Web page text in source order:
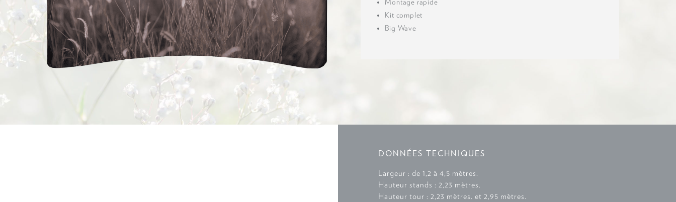
Montage rapide
Kit complet
Big Wave
DONNÉES TECHNIQUES
Largeur : de 1,2 à 4,5 mètres.
Hauteur stands : 2,23 mètres.
Hauteur tour : 2,23 mètres. et 2,95 mètres.